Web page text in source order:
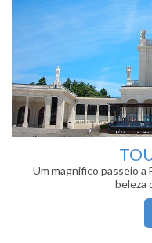
Um magnifico passeio a
beleza